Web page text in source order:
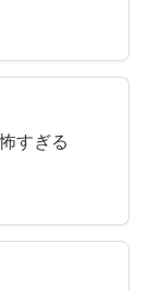
すぎる